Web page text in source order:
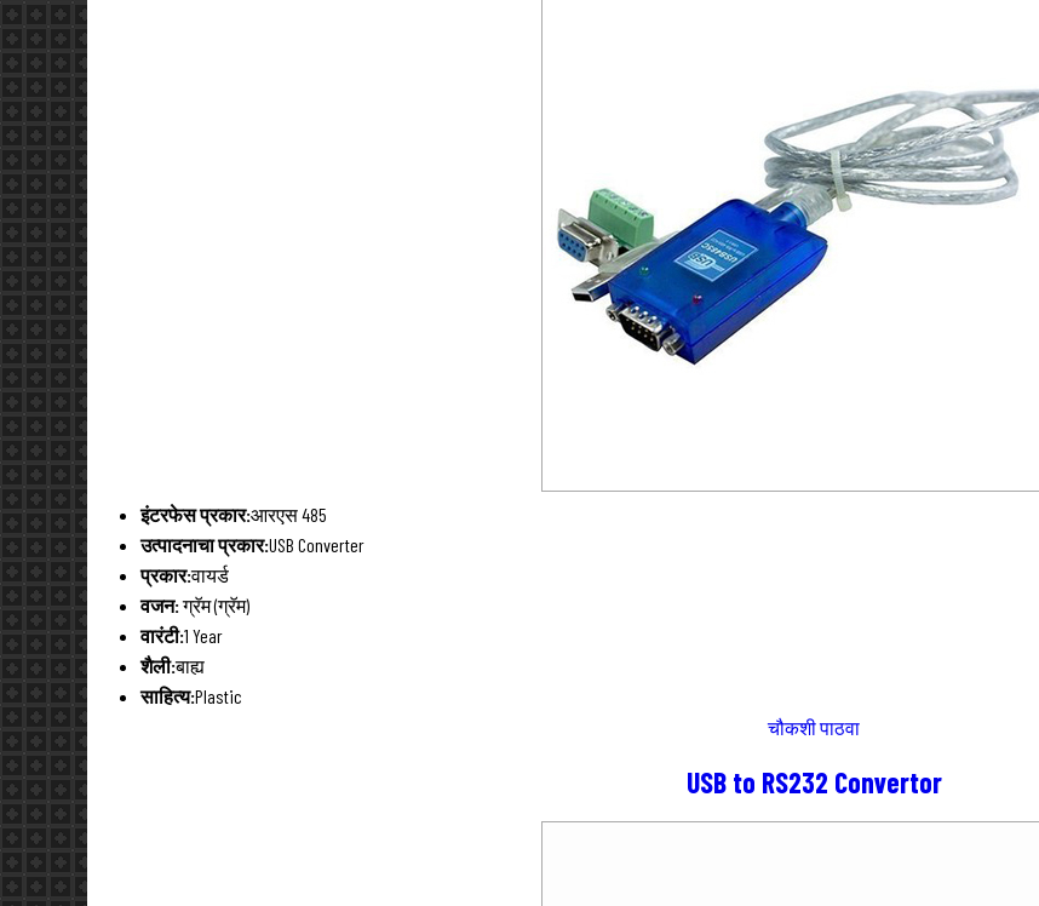
इंटरफेस प्रकार:आरएस 485
उत्पादनाचा प्रकार:USB Converter
प्रकार:वायर्ड
वजन:ग्रॅम (ग्रॅम)
वारंटी:1 Year
शैली:बाह्य
साहित्य:Plastic
चौकशी पाठवा
USB to RS232 Convertor